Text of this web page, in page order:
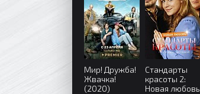
Мир! Дружба!
Жвачка!
(2020)
Стандарты
красоты 2:
Новая любовь